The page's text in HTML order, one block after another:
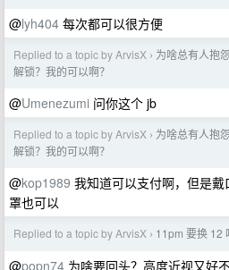
@lyh404 每次都可以很方便
Replied to a topic by ArvisX › 为啥总有人抱
解锁？我的可以啊？
@Umenezumi 问你这个 jb
Replied to a topic by ArvisX › 为啥总有人抱
解锁？我的可以啊？
@kop1989 我知道可以支付啊，但是
罩也可以
Replied to a topic by ArvisX › 11pm 要换 12
@popn74 为啥要回头？高度近视又好